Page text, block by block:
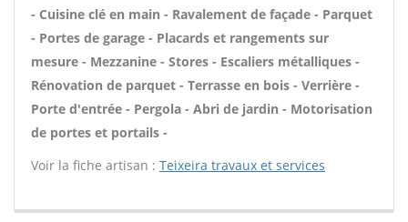
- Cuisine clé en main - Ravalement de façade - Parquet
- Portes de garage - Placards et rangements sur
mesure - Mezzanine - Stores - Escaliers métalliques -
Rénovation de parquet - Terrasse en bois - Verrière -
Porte d'entrée - Pergola - Abri de jardin - Motorisation
de portes et portails -
Voir la fiche artisan : Teixeira travaux et services